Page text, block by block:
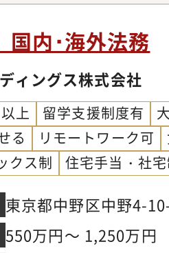
橋梁などの公共工事
ど、幅広い案件に対
にいながら多様な経
た個別性の高いプロ
類型化された契約法
点からビジネス推進
ことができます。【
程度）－国内法務室
イアンス推進室から
代男性／ニューヨー
弁護士有資格者も1名
国内･海外法務
ィングス株式会社
上 留学支援制度有
る
リモートワーク可
クス制 住宅手当・社
東京都中野区中野4-
クサウス
550万円～ 1,250万円